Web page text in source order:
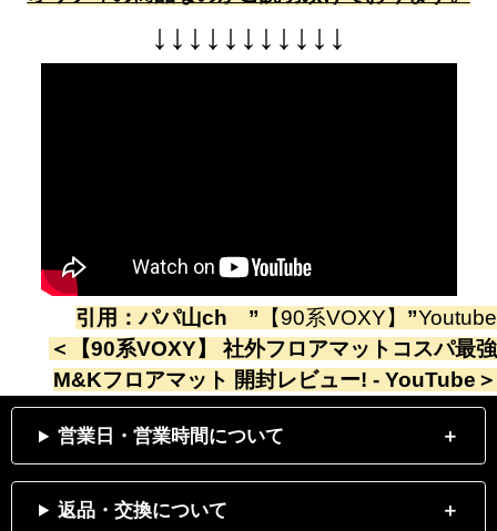
↓ ↓ ↓ ↓ ↓ ↓ ↓ ↓ ↓ ↓ ↓
引用：パパ山ch ” 【90系VOXY】 ”Youtube
＜
【90系VOXY】 社外フロアマットコスパ最強
M&Kフロアマット 開封レビュー! - YouTube ＞
営業日・営業時間について
返品・交換について